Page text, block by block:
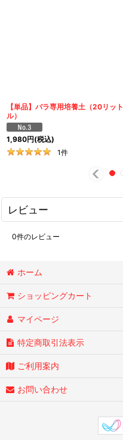
【単品】バラ専用培養土（20リット
ル）
1,980円(税込)
1件
レビュー
0件のレビュー
ホーム
ショッピングカート
マイページ
特定商取引法表示
ご利用案内
お問い合わせ